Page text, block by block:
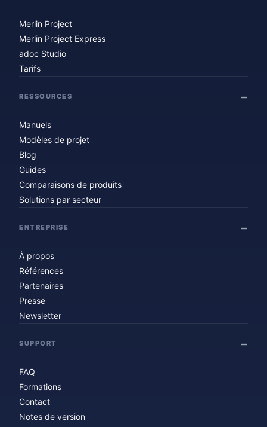
Merlin Project
Merlin Project Express
adoc Studio
Tarifs
RESSOURCES
Manuels
Modèles de projet
Blog
Guides
Comparaisons de produits
Solutions par secteur
ENTREPRISE
À propos
Références
Partenaires
Presse
Newsletter
SUPPORT
FAQ
Formations
Contact
Notes de version